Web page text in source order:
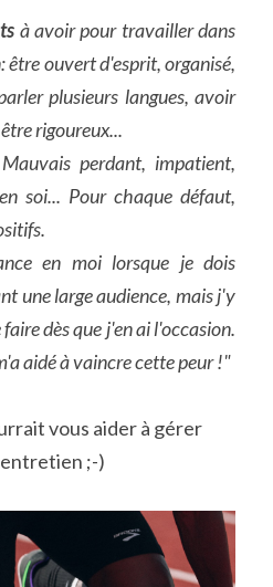
à avoir pour travailler dans
ouvert d'esprit, organisé,
plusieurs langues, avoir
rigoureux...
perdant, impatient,
soi... Pour chaque défaut,
en moi lorsque je dois
une large audience, mais j'y
dès que j'en ai l'occasion.
aidé à vaincre cette peur !"
vous aider à gérer
;-)